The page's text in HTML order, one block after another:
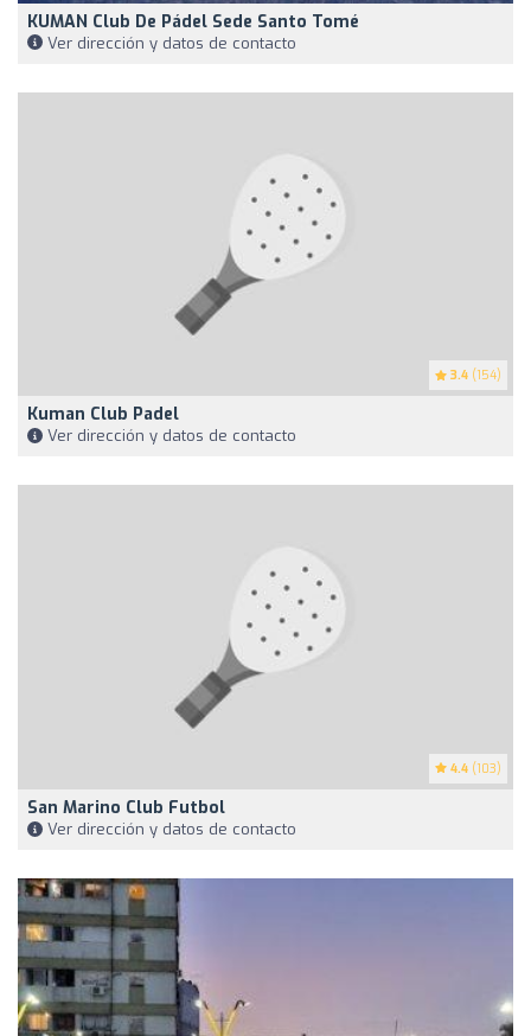
KUMAN Club De Pádel Sede Santo Tomé
Ver dirección y datos de contacto
3.4 (154)
Kuman Club Padel
Ver dirección y datos de contacto
4.4 (103)
San Marino Club Futbol
Ver dirección y datos de contacto